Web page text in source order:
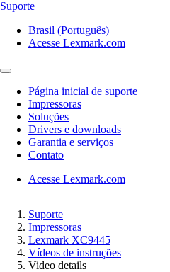
Suporte
Brasil (Português)
Acesse Lexmark.com
Página inicial de suporte
Impressoras
Soluções
Drivers e downloads
Garantia e serviços
Contato
Acesse Lexmark.com
Suporte
Impressoras
Lexmark XC9445
Vídeos de instruções
Video details